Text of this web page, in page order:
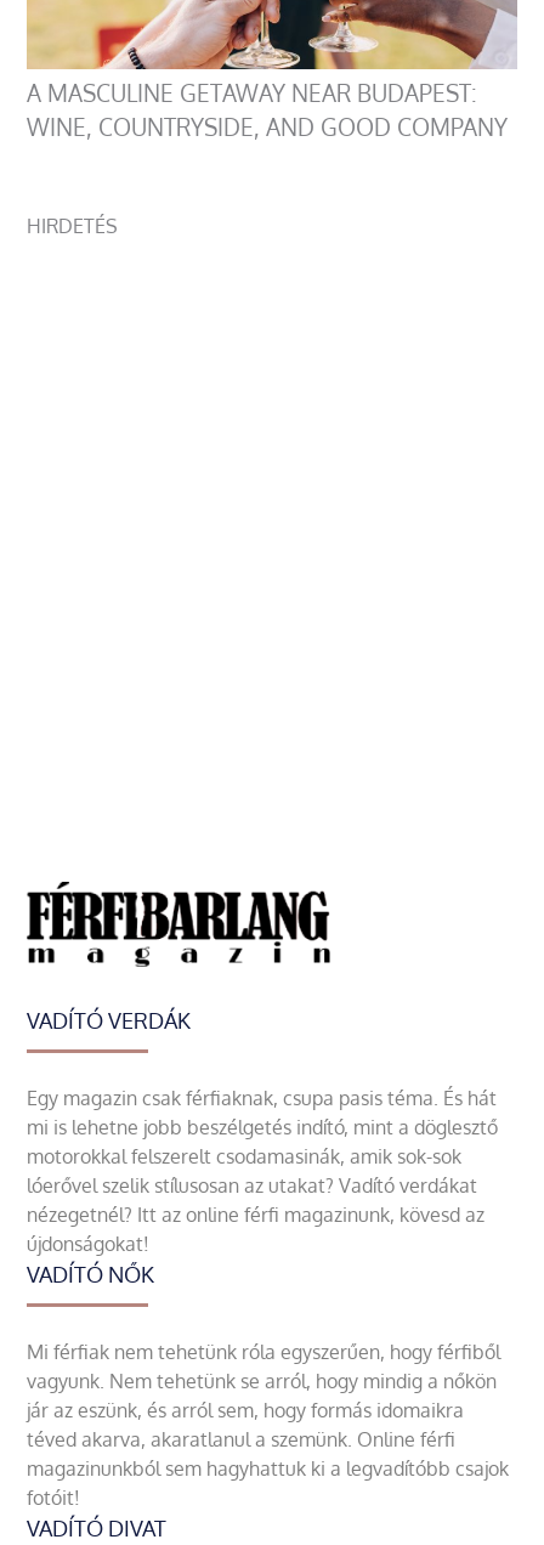
A MASCULINE GETAWAY NEAR BUDAPEST:
WINE, COUNTRYSIDE, AND GOOD COMPANY
HIRDETÉS
VADÍTÓ VERDÁK
Egy magazin csak férfiaknak, csupa pasis téma. És hát
mi is lehetne jobb beszélgetés indító, mint a döglesztő
motorokkal felszerelt csodamasinák, amik sok-sok
lóerővel szelik stílusosan az utakat? Vadító verdákat
nézegetnél? Itt az online férfi magazinunk, kövesd az
újdonságokat!
VADÍTÓ NŐK
Mi férfiak nem tehetünk róla egyszerűen, hogy férfiből
vagyunk. Nem tehetünk se arról, hogy mindig a nőkön
jár az eszünk, és arról sem, hogy formás idomaikra
téved akarva, akaratlanul a szemünk. Online férfi
magazinunkból sem hagyhattuk ki a legvadítóbb csajok
fotóit!
VADÍTÓ DIVAT